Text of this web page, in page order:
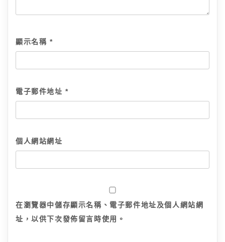
顯示名稱 *
電子郵件地址*
個人網站網址
在瀏覽器中儲存顯示名稱、電子郵件地址及個人網站網
址，以供下次發佈留言時使用。